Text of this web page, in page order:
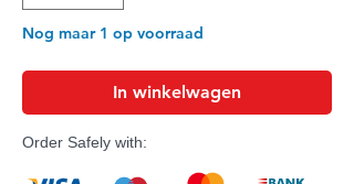
Nog maar 1 op voorraad
In winkelwagen
Order Safely with: